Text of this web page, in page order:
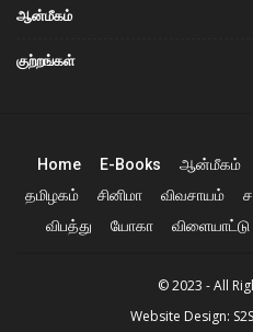
ஆன்மீகம்
குற்றங்கள்
Home E-Books ஆன்மீகம்
தமிழகம்
சினிமா விவசாயம்
விபத்து
யோகா விளையாட்டு
© 2023 - All
Website Design: